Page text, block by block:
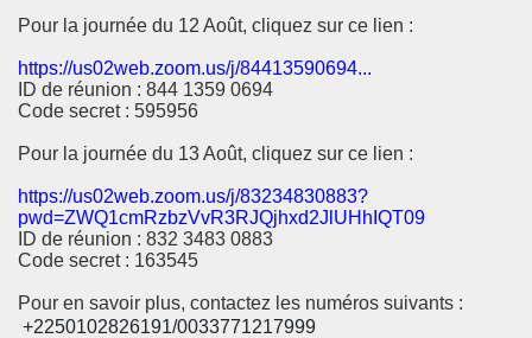
Pour la journée du 12 Août, cliquez sur ce lien :
https://us02web.zoom.us/j/84413590694...
ID de réunion : 844 1359 0694
Code secret : 595956
Pour la journée du 13 Août, cliquez sur ce lien :
https://us02web.zoom.us/j/83234830883?
pwd=ZWQ1cmRzbzVvR3RJQjhxd2JlUHhIQT09
ID de réunion : 832 3483 0883
Code secret : 163545
Pour en savoir plus, contactez les numéros suivants :
+2250102826191/0033771217999